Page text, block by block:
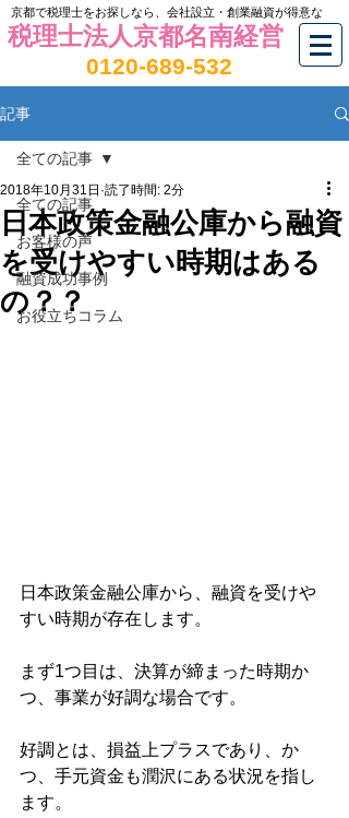
京都で税理士をお探しなら、会社設立・創業融資が得意な
税理士法人京都名南経営
0120-689-532
記事
全ての記事
お客様の声
融資成功事例
お役立ちコラム
全ての記事
日本政策金融公庫から融資
を受けやすい時期はある
の？？
2018年10月31日 読了時間: 2分
日本政策金融公庫から、融資を受けや
すい時期が存在します。
まず1つ目は、決算が締まった時期か
つ、事業が好調な場合です。
好調とは、損益上プラスであり、か
つ、手元資金も潤沢にある状況を指し
ます。